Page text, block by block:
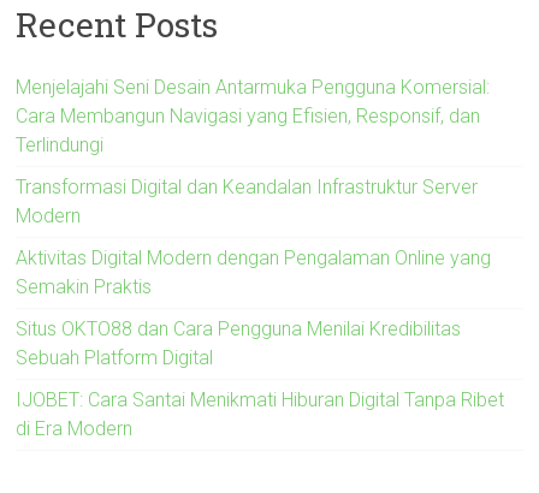
Recent Posts
Menjelajahi Seni Desain Antarmuka Pengguna Komersial:
Cara Membangun Navigasi yang Efisien, Responsif, dan
Terlindungi
Transformasi Digital dan Keandalan Infrastruktur Server
Modern
Aktivitas Digital Modern dengan Pengalaman Online yang
Semakin Praktis
Situs OKTO88 dan Cara Pengguna Menilai Kredibilitas
Sebuah Platform Digital
IJOBET: Cara Santai Menikmati Hiburan Digital Tanpa Ribet
di Era Modern